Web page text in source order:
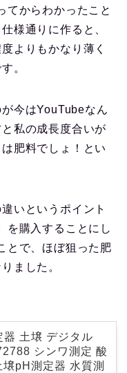
てからわかったこと
様通りに作ると、
よりもかなり薄く
。
今はYouTubeなん
私の成長度合いが
肥料でしょ！とい
いというポイント
を購入することにし
とで、ほぼ狙った肥
ました。
器 土壌 デジタル
シンワ測定 酸
壌pH測定器 水質測